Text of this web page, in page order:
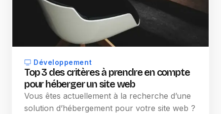
Développement
Top 3 des critères à prendre en compte
pour héberger un site web
Vous êtes actuellement à la recherche d’une
solution d’hébergement pour votre site web ?